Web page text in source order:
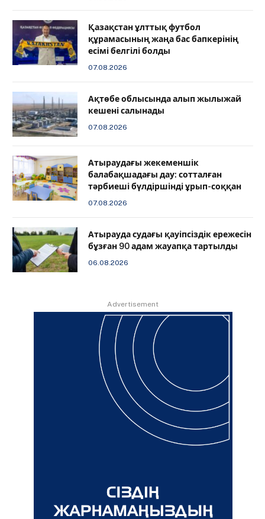
Қазақстан ұлттық футбол
құрамасының жаңа бас бапкерінің
есімі белгілі болды
07.08.2026
Ақтөбе облысында алып жылыжай
кешені салынады
07.08.2026
Атыраудағы жекеменшік
балабақшадағы дау: сотталған
тәрбиеші бүлдіршінді ұрып-соққан
07.08.2026
Атырауда судағы қауіпсіздік ережесін
бұзған 90 адам жауапқа тартылды
06.08.2026
Advertisement